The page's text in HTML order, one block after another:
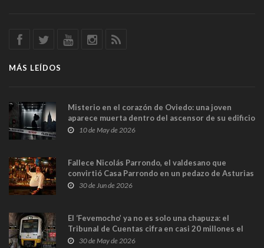
MÁS LEÍDOS
Misterio en el corazón de Oviedo: una joven
aparece muerta dentro del ascensor de su edificio
y las cámaras captan sus últimos minutos
10 de May de 2026
Fallece Nicolás Parrondo, el valdesano que
convirtió Casa Parrondo en un pedazo de Asturias
en Madrid
30 de Jun de 2026
El ‘Fevemocho’ ya no es solo una chapuza: el
Tribunal de Cuentas cifra en casi 20 millones el
sobrecoste de los trenes que no cabían por los
30 de May de 2026